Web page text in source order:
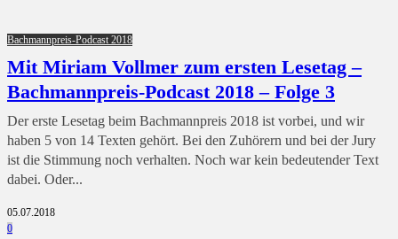
Bachmannpreis-Podcast 2018
Mit Miriam Vollmer zum ersten Lesetag –
Bachmannpreis-Podcast 2018 – Folge 3
Der erste Lesetag beim Bachmannpreis 2018 ist vorbei, und wir
haben 5 von 14 Texten gehört. Bei den Zuhörern und bei der Jury
ist die Stimmung noch verhalten. Noch war kein bedeutender Text
dabei. Oder...
05.07.2018
0